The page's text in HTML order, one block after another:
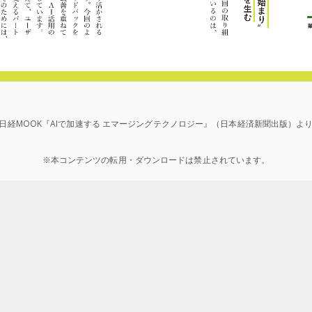
経MOOK『AIで加速する エマージングテクノロジー』（日本経済新聞出版）よ
※本コンテンツの転用・ダウンロードは禁止されています。